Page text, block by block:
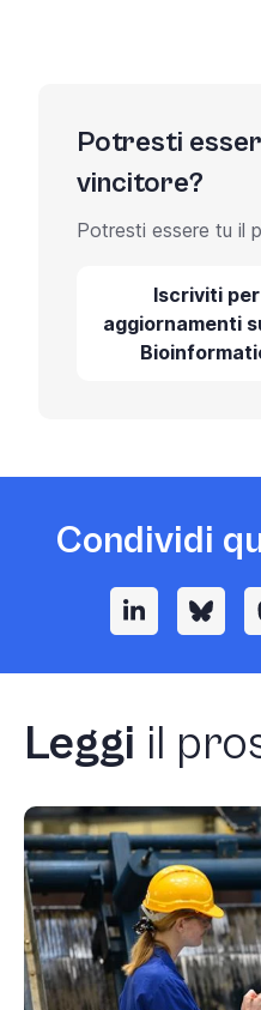
Potresti
vincitore?
Potresti essere tu il
Iscriviti
aggiornamenti
Condividi
Leggi il